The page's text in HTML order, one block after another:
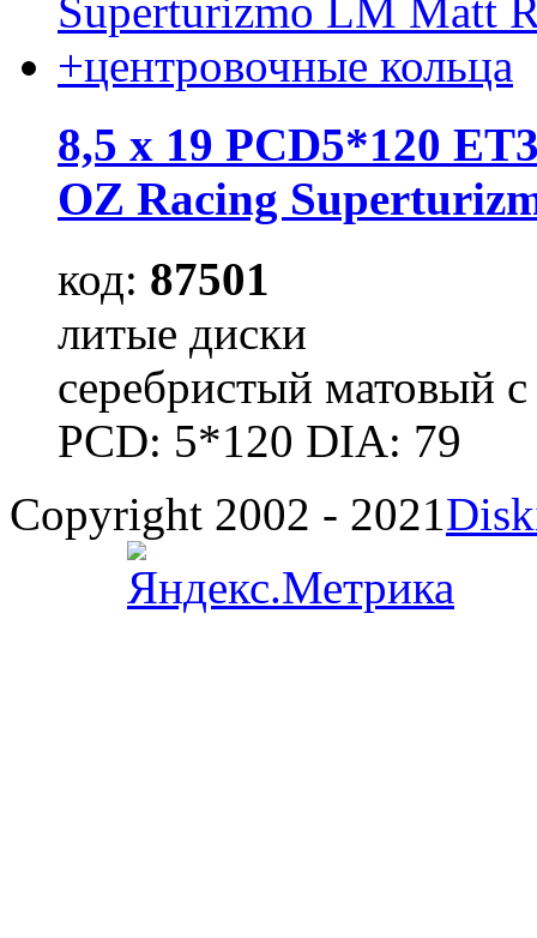
8,5 x 19 PCD5*120
OZ Raсing
код: 87501
литые диски
серебристый матовый
PCD: 5*120 DIA: 79
Copyright 2002 - 2021